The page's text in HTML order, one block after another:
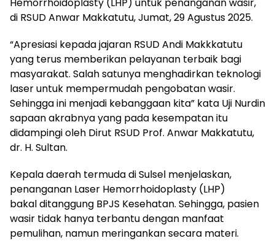
di RSUD Anwar Makkatutu, Jumat, 29 Agustus 2025.
“Apresiasi kepada jajaran RSUD Andi Makkkatutu
yang terus memberikan pelayanan terbaik bagi
masyarakat. Salah satunya menghadirkan teknologi
laser untuk mempermudah pengobatan wasir.
Sehingga ini menjadi kebanggaan kita” kata Uji Nurdin
sapaan akrabnya yang pada kesempatan itu
didampingi oleh Dirut RSUD Prof. Anwar Makkatutu,
dr. H. Sultan.
Kepala daerah termuda di Sulsel menjelaskan,
penanganan Laser Hemorrhoidoplasty (LHP)
bakal ditanggung BPJS Kesehatan. Sehingga, pasien
wasir tidak hanya terbantu dengan manfaat
pemulihan, namun meringankan secara materi.